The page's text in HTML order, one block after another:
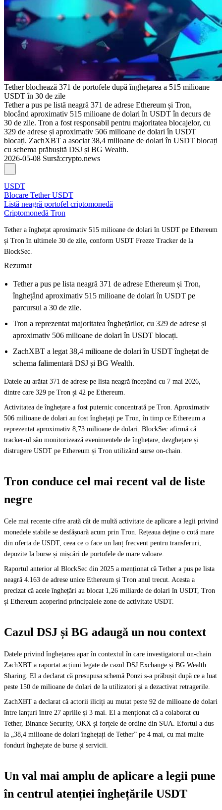
Tether blochează 371 de portofele după înghețarea a 515 milioane
USDT în 30 de zile
Tether a pus pe listă neagră 371 de adrese Ethereum și Tron,
blocând aproximativ 515 milioane de dolari în USDT în decurs de
30 de zile. Tron a fost responsabil pentru majoritatea blocajelor, cu
329 de adrese și aproximativ 506 milioane de dolari în USDT
blocați. ZachXBT a asociat 38,4 milioane de dolari în USDT blocați
cu schema prăbușită DSJ și BG Wealth.
2026-05-08 Sursă:crypto.news
USDT
Blocare Tether USDT
Listă neagră portofel criptomonedă
Criptomonedă Tron
Tether a înghețat aproximativ 515 milioane de dolari în USDT pe Ethereum
și Tron în ultimele 30 de zile, conform USDT Freeze Tracker de la
BlockSec.
Rezumat
Tether a pus pe lista neagră 371 de adrese Ethereum și Tron,
înghețând aproximativ 515 milioane de dolari în USDT pe
parcursul a 30 de zile.
Tron a reprezentat majoritatea înghețărilor, cu 329 de adrese și
aproximativ 506 milioane de dolari în USDT blocați.
ZachXBT a legat 38,4 milioane de dolari în USDT înghețat de
schema falimentară DSJ și BG Wealth.
Datele au arătat 371 de adrese pe lista neagră începând cu 7 mai 2026,
dintre care 329 pe Tron și 42 pe Ethereum.
Activitatea de înghețare a fost puternic concentrată pe Tron. Aproximativ
506 milioane de dolari au fost înghețați pe Tron, în timp ce Ethereum a
reprezentat aproximativ 8,73 milioane de dolari. BlockSec afirmă că
tracker-ul său monitorizează evenimentele de înghețare, dezghețare și
distrugere USDT pe Ethereum și Tron utilizând surse on-chain.
Tron conduce cel mai recent val de liste
negre
Cele mai recente cifre arată cât de multă activitate de aplicare a legii privind
monedele stabile se desfășoară acum prin Tron. Rețeaua deține o cotă mare
din oferta de USDT, ceea ce o face un lanț frecvent pentru transferuri,
depozite la burse și mișcări de portofele de mare valoare.
Raportul anterior al BlockSec din 2025 a menționat că Tether a pus pe lista
neagră 4.163 de adrese unice Ethereum și Tron anul trecut. Acesta a
precizat că acele înghețări au blocat 1,26 miliarde de dolari în USDT, Tron
și Ethereum acoperind principalele zone de activitate USDT.
Cazul DSJ și BG adaugă un nou context
Datele privind înghețarea apar în contextul în care investigatorul on-chain
ZachXBT a raportat acțiuni legate de cazul DSJ Exchange și BG Wealth
Sharing. El a declarat că presupusa schemă Ponzi s-a prăbușit după ce a luat
peste 150 de milioane de dolari de la utilizatori și a dezactivat retragerile.
ZachXBT a declarat că actorii iliciți au mutat peste 92 de milioane de dolari
între lanțuri între 27 aprilie și 3 mai. El a menționat că a colaborat cu
Tether, Binance Security, OKX și forțele de ordine din SUA. Efortul a dus
la „38,4 milioane de dolari înghețați de Tether” pe 4 mai, cu mai multe
fonduri înghețate de burse și servicii.
Un val mai amplu de aplicare a legii pune
în centrul atenției înghețările USDT